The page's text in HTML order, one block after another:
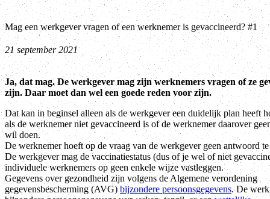
Mag een werkgever vragen of een werknemer is gevaccineerd? #1
21 september 2021
Ja, dat mag. De werkgever mag zijn werknemers vragen of ze
zijn. Daar moet dan wel een goede reden voor zijn.
Dat kan in beginsel alleen als de werkgever een duidelijk plan heeft
als de werknemer niet gevaccineerd is of de werknemer daarover
wil doen.
De werknemer hoeft op de vraag van de werkgever geen antwoord
De werkgever mag de vaccinatiestatus (dus of je wel of niet
individuele werknemers op geen enkele wijze vastleggen.
Gegevens over gezondheid zijn volgens de Algemene verordening
gegevensbescherming (AVG) bijzondere persoonsgegevens. De